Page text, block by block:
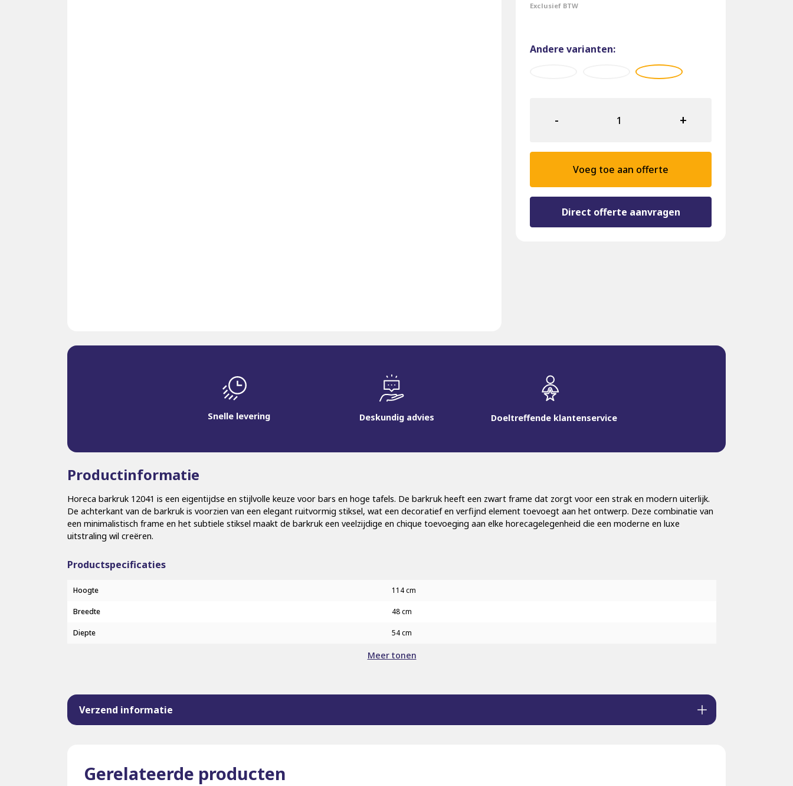
Exclusief BTW
Andere varianten:
-
Barkruk
MOSS
aantal
+
Voeg toe aan offerte
Direct offerte aanvragen
Snelle levering Deskundig advies Doeltreffende klantenservice
Productinformatie
Horeca barkruk 12041 is een eigentijdse en stijlvolle keuze voor bars en hoge tafels. De barkruk heeft een zwart frame dat zorgt voor een strak en modern uiterlijk.
De achterkant van de barkruk is voorzien van een elegant ruitvormig stiksel, wat een decoratief en verfijnd element toevoegt aan het ontwerp. Deze combinatie van
een minimalistisch frame en het subtiele stiksel maakt de barkruk een veelzijdige en chique toevoeging aan elke horecagelegenheid die een moderne en luxe
uitstraling wil creëren.
Productspecificaties
Hoogte 114 cm
Breedte 48 cm
Diepte 54 cm
Meer tonen
Verzend informatie
Gerelateerde producten